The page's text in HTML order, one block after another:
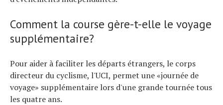
Comment la course gère-t-elle le voyage
supplémentaire?
Pour aider à faciliter les départs étrangers, le corps
directeur du cyclisme, l'UCI, permet une «journée de
voyage» supplémentaire lors d'une grande tournée tous
les quatre ans.